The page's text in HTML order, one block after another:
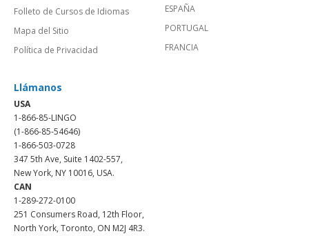
Folleto de Cursos de Idiomas
Mapa del Sitio
Política de Privacidad
ESPAÑA
PORTUGAL
FRANCIA
Llámanos
USA
1-866-85-LINGO
(1-866-85-54646)
1-866-503-0728
347 5th Ave, Suite 1402-557,
New York, NY 10016, USA.
CAN
1-289-272-0100
251 Consumers Road, 12th Floor,
North York, Toronto, ON M2J 4R3.